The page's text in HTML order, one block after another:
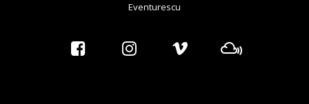
Eventurescu